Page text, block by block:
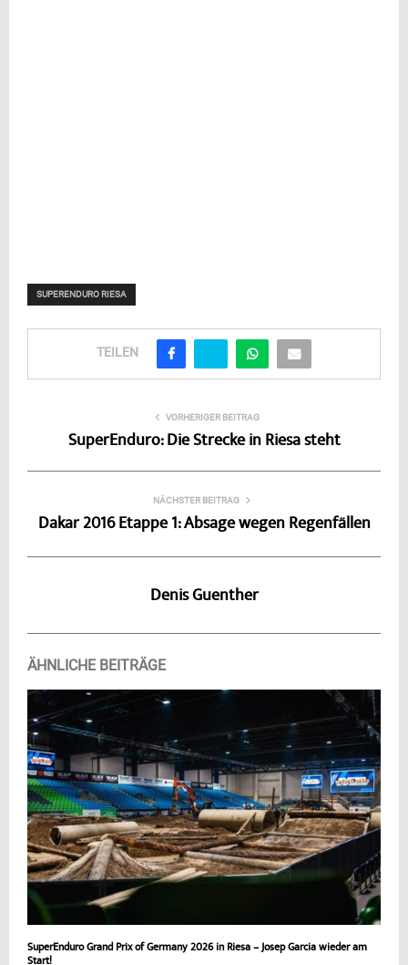
SUPERENDURO RIESA
TEILEN
VORHERIGER BEITRAG
SuperEnduro: Die Strecke in Riesa steht
NÄCHSTER BEITRAG
Dakar 2016 Etappe 1: Absage wegen Regenfällen
Denis Guenther
ÄHNLICHE BEITRÄGE
SuperEnduro Grand Prix of Germany 2026 in Riesa – Josep Garcia wieder am